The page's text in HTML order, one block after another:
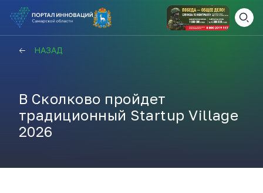
НАЗАД
В Сколково пройдет
традиционный Startup Village
2026Актуальные конкурсы
Анонсы публикаций
ЗАКРЫТЬ
ВАМ СЮДА